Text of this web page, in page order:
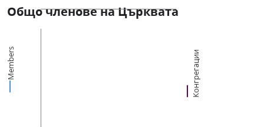
Общо членове на Църквата
Members Конгрегации